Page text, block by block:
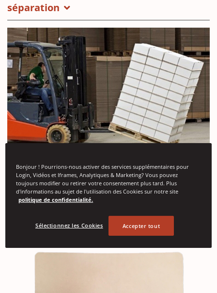
séparation
Feuilles antidérapantes
Stabilisez vos produits et réduisez les mouvements
entre les couches empilées lors de l'expédition et de la
manutention.
Voir plus
Bonjour ! Pourrions-nous activer des services supplémentaires pour
Login, Vidéos et Iframes, Analytiques & Marketing? Vous pouvez
toujours modifier ou retirer votre consentement plus tard. Plus
d'informations au sujet de l'utilisation des Cookies sur notre site
politique de confidentialité.
Sélectionnez les Cookies Accepter tout